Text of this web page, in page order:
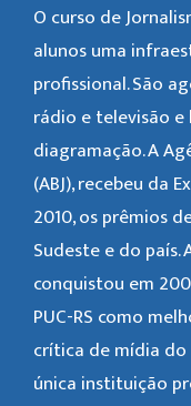
O curso de
alunos uma
profissional. São
rádio e televisão
diagramação. A
(ABJ), recebeu da
2010, os prêmios
Sudeste e do país.
conquistou em
PUC-RS como
crítica de mídia do
única instituição